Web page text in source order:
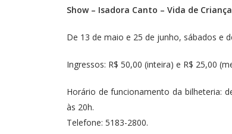
Show – Isadora Canto – Vida de
De 13 de maio e 25 de junho, sábados e
Ingressos: R$ 50,00 (inteira) e R$ 25,00
Horário de funcionamento da bilheteria:
às 20h.
Telefone: 5183-2800.